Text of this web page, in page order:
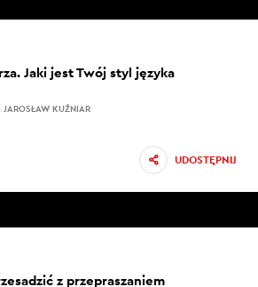
Jaki jest Twój styl języka
JAROSŁAW KUŹNIAR
UDOSTĘPNIJ
z przepraszaniem